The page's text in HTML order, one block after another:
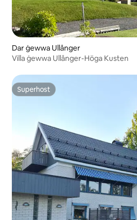
Dar ġewwa Ullånger
Villa ġewwa Ullånger-Höga Kusten
Superhost
Superhost